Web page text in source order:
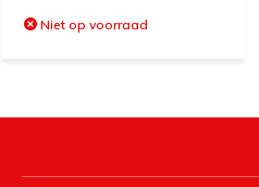
Niet op voorraad